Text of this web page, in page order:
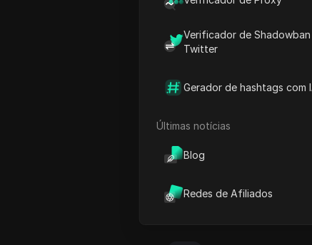
Verificador de
Twitter
Gerador de hashtags com
Últimas notícias
Blog
Redes de Afiliados
a ferramentas de
preços mais acessíveis.
Ver Tutorial